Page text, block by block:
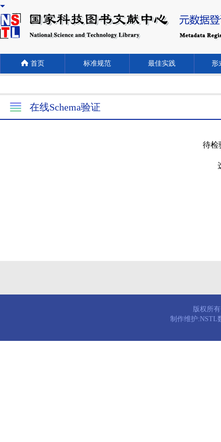
首页 标准规范 最佳实践 形
在线Schema验证
待检
版权所
制作维护:NSTL